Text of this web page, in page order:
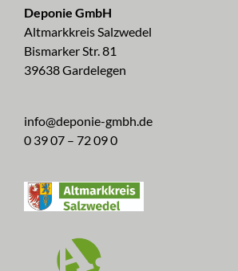
Deponie GmbH
Altmarkkreis Salzwedel
Bismarker Str. 81
39638 Gardelegen
info@deponie-gmbh.de
0 39 07 – 72 09 0